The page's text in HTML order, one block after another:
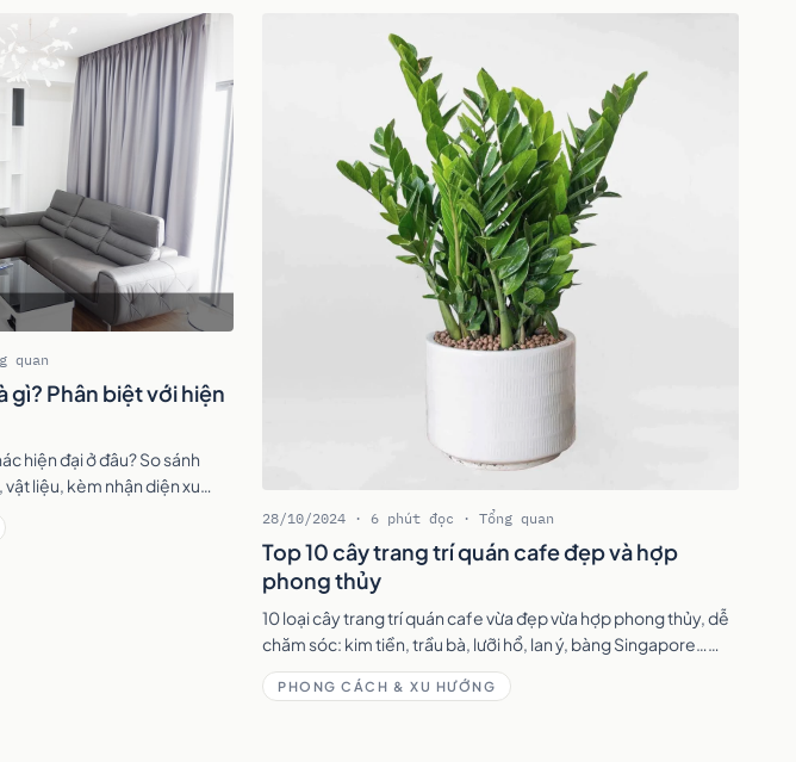
quan
gì? Phân biệt với hiện
hiện đại ở đâu? So sánh
liệu, kèm nhận diện xu
28/10/2024 · 6 phút đọc · Tổng quan
Top 10 cây trang trí quán cafe đẹp và hợp
phong thủy
10 loại cây trang trí quán cafe vừa đẹp vừa hợp phong thủy, dễ
chăm sóc: kim tiền, trầu bà, lưỡi hổ, lan ý, bàng Singapore…
kèm gợi ý vị trí đặt cây trong quán.
PHONG CÁCH & XU HƯỚNG